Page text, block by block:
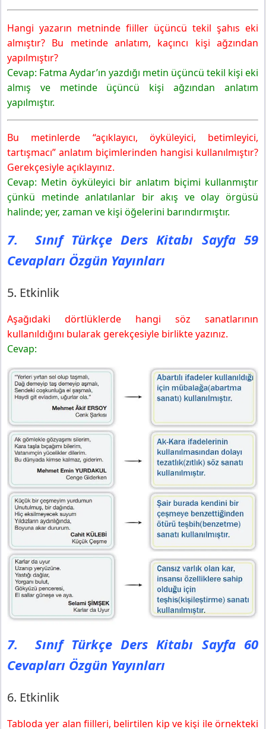
Hangi yazarın metninde fiiller üçüncü tekil şahıs eki
almıştır? Bu metinde anlatım, kaçıncı kişi ağzından
yapılmıştır?
Cevap: Fatma Aydar’ın yazdığı metin üçüncü tekil kişi eki
almış ve metinde üçüncü kişi ağzından anlatım
yapılmıştır.
Bu metinlerde “açıklayıcı, öyküleyici, betimleyici,
tartışmacı” anlatım biçimlerinden hangisi kullanılmıştır?
Gerekçesiyle açıklayınız.
Cevap: Metin öyküleyici bir anlatım biçimi kullanmıştır
çünkü metinde anlatılanlar bir akış ve olay örgüsü
halinde; yer, zaman ve kişi öğelerini barındırmıştır.
7. Sınıf Türkçe Ders Kitabı Sayfa 59
Cevapları Özgün Yayınları
5. Etkinlik
Aşağıdaki dörtlüklerde hangi söz sanatlarının
kullanıldığını bularak gerekçesiyle birlikte yazınız.
Cevap:
7. Sınıf Türkçe Ders Kitabı Sayfa 60
Cevapları Özgün Yayınları
6. Etkinlik
Tabloda yer alan fiilleri, belirtilen kip ve kişi ile örnekteki